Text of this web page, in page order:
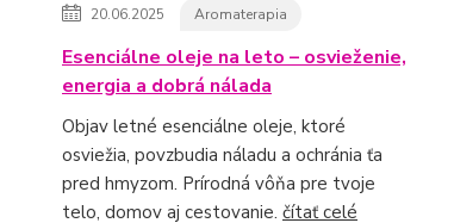
20.06.2025 Aromaterapia
Esenciálne oleje na leto – osvieženie,
energia a dobrá nálada
Objav letné esenciálne oleje, ktoré
osviežia, povzbudia náladu a ochránia ťa
pred hmyzom. Prírodná vôňa pre tvoje
telo, domov aj cestovanie. čítať celé